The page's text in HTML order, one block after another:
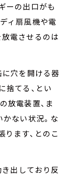
ーの出口がも
ィ扇風機や電
電させるのは
穴を開ける器
捨てる、とい
放電装置、ま
ない状況。な
ます、とのこ
出しており反